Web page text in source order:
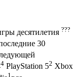
десятилетия ???
30
4 PlayStation 52 Xbox
1